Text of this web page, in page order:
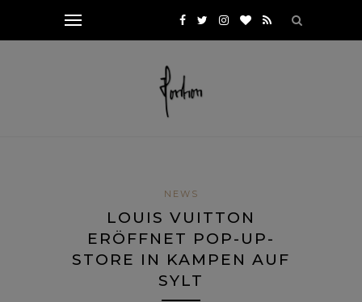
NEWS
LOUIS VUITTON
ERÖFFNET POP-UP-
STORE IN KAMPEN AUF
SYLT